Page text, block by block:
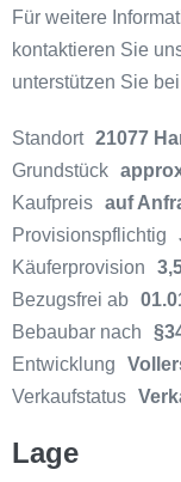
Für weitere
kontaktieren Sie
unterstützen Sie
Standort 21077
Grundstück
Kaufpreis auf
Provisionspflichtig
Käuferprovision
Bezugsfrei ab
Bebaubar nach
Entwicklung
Verkaufstatus
Lage